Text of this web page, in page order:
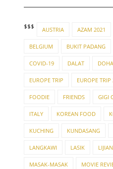
$$$ AUSTRIA AZAM 2021
BELGIUM BUKIT PADANG
COVID-19 DALAT DOHA
EUROPE TRIP EUROPE
FOODIE FRIENDS GIGI
ITALY KOREAN FOOD
KUCHING KUNDASANG
LANGKAWI LASIK
MASAK-MASAK MOVIE